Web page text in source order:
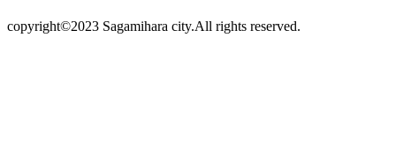
copyright©2023 Sagamihara city.All rights reserved.